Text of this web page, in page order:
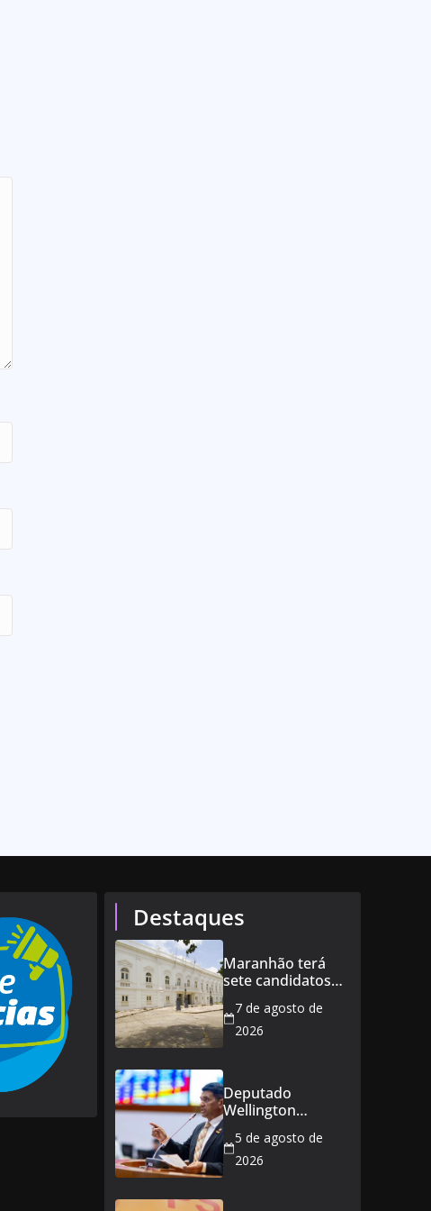
Destaques
Maranhão terá
sete candidatos
ao Senado
7 de agosto de
2026
Deputado
Wellington
de 21,7% para
todos os
5 de agosto de
2026